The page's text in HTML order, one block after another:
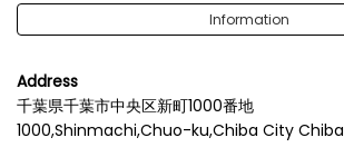
Information
Address
千葉県千葉市中央区新町1000番地
1000,Shinmachi,Chuo-ku,Chiba City Chiba